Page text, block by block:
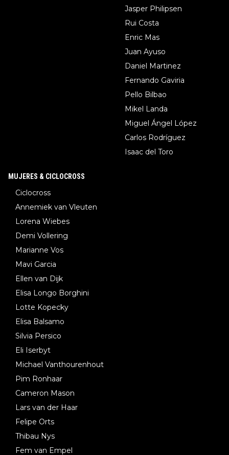
Jasper Philipsen
Rui Costa
Enric Mas
Juan Ayuso
Daniel Martinez
Fernando Gaviria
Pello Bilbao
Mikel Landa
Miguel Ángel López
Carlos Rodríguez
Isaac del Toro
MUJERES & CICLOCROSS
Ciclocross
Annemiek van Vleuten
Lorena Wiebes
Demi Vollering
Marianne Vos
Mavi Garcia
Ellen van Dijk
Elisa Longo Borghini
Lotte Kopecky
Elisa Balsamo
Silvia Persico
Eli Iserbyt
Michael Vanthourenhout
Pim Ronhaar
Cameron Mason
Lars van der Haar
Felipe Orts
Thibau Nys
Fem van Empel